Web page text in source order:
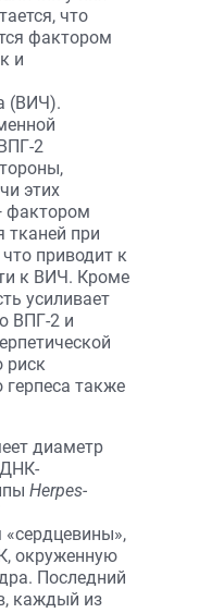
что
фактором
и
(ВИЧ).
2
этих
фактором
тканей при
приводит к
к ВИЧ. Кроме
усиливает
ВПГ-2 и
риск
герпеса также
диаметр
Herpes­
«сердцевины»,
окруженную
Последний
каждый из